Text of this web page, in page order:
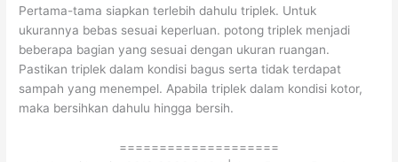
Pertama-tama siapkan terlebih dahulu triplek. Untuk
ukurannya bebas sesuai keperluan. potong triplek menjadi
beberapa bagian yang sesuai dengan ukuran ruangan.
Pastikan triplek dalam kondisi bagus serta tidak terdapat
sampah yang menempel. Apabila triplek dalam kondisi kotor,
maka bersihkan dahulu hingga bersih.
====================